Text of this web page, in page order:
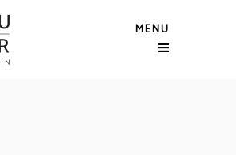
MENU